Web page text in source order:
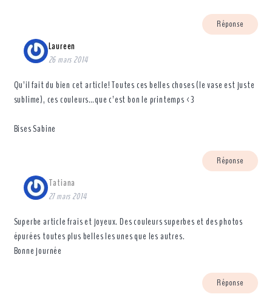
Réponse
Laureen
26 mars 2014
Qu’il fait du bien cet article! Toutes ces belles choses (le vase est juste
sublime), ces couleurs…que c’est bon le printemps <3
Bises Sabine
Réponse
Tatiana
27 mars 2014
Superbe article frais et joyeux. Des couleurs superbes et des photos
épurées toutes plus belles les unes que les autres.
Bonne journée
Réponse